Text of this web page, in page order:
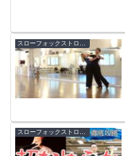
スローフォックストロット